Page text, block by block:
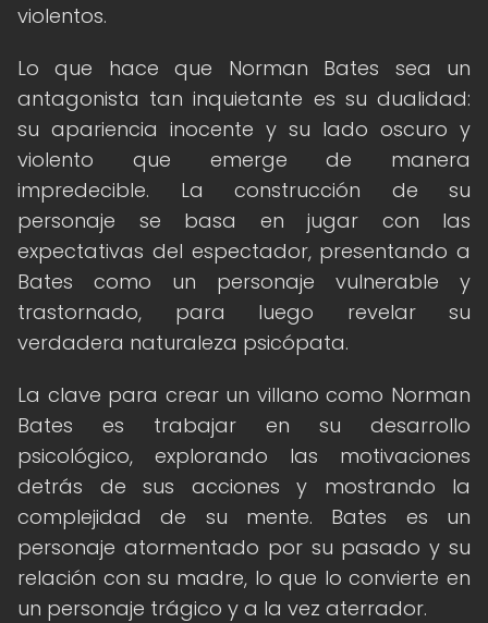
violentos.
Lo que hace que Norman Bates sea un
antagonista tan inquietante es su dualidad:
su apariencia inocente y su lado oscuro y
violento que emerge de manera
impredecible. La construcción de su
personaje se basa en jugar con las
expectativas del espectador, presentando a
Bates como un personaje vulnerable y
trastornado, para luego revelar su
verdadera naturaleza psicópata.
La clave para crear un villano como Norman
Bates es trabajar en su desarrollo
psicológico, explorando las motivaciones
detrás de sus acciones y mostrando la
complejidad de su mente. Bates es un
personaje atormentado por su pasado y su
relación con su madre, lo que lo convierte en
un personaje trágico y a la vez aterrador.